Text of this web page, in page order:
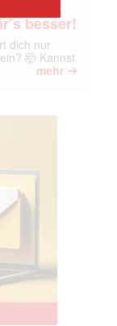
besser!
dich nur
🤯 Kannst
mehr ➔